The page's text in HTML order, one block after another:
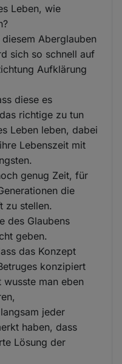
Leben, wie
Aberglauben
sich so schnell auf
Aufklärung
diese es
richtige zu tun
Leben leben, dabei
Lebenszeit mit
genug Zeit, für
die
zu stellen.
des Glaubens
geben.
das Konzept
konzipiert
man eben
jeder
haben, dass
Lösung der